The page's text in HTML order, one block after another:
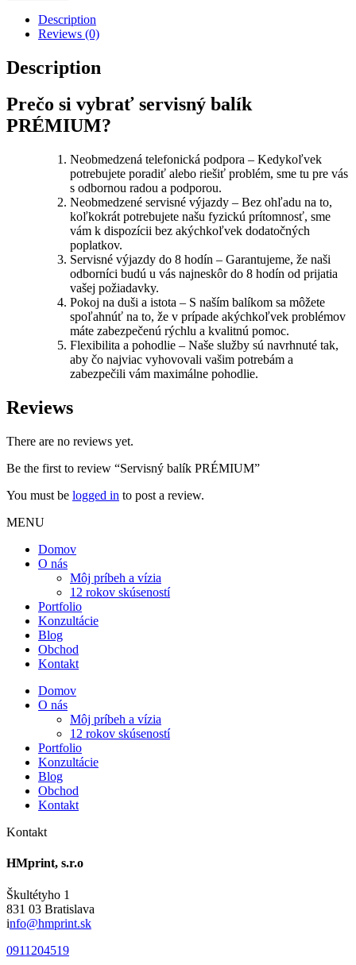
Description
Reviews (0)
Description
Prečo si vybrať servisný balík
PRÉMIUM?
Neobmedzená telefonická podpora – Kedykoľvek
potrebujete poradiť alebo riešiť problém, sme tu pre vás
s odbornou radou a podporou.
Neobmedzené servisné výjazdy – Bez ohľadu na to,
koľkokrát potrebujete našu fyzickú prítomnosť, sme
vám k dispozícii bez akýchkoľvek dodatočných
poplatkov.
Servisné výjazdy do 8 hodín – Garantujeme, že naši
odborníci budú u vás najneskôr do 8 hodín od prijatia
vašej požiadavky.
Pokoj na duši a istota – S naším balíkom sa môžete
spoľahnúť na to, že v prípade akýchkoľvek problémov
máte zabezpečenú rýchlu a kvalitnú pomoc.
Flexibilita a pohodlie – Naše služby sú navrhnuté tak,
aby čo najviac vyhovovali vašim potrebám a
zabezpečili vám maximálne pohodlie.
Reviews
There are no reviews yet.
Be the first to review “Servisný balík PRÉMIUM”
You must be logged in to post a review.
MENU
Domov
O nás
Môj príbeh a vízia
12 rokov skúseností
Portfolio
Konzultácie
Blog
Obchod
Kontakt
Domov
O nás
Môj príbeh a vízia
12 rokov skúseností
Portfolio
Konzultácie
Blog
Obchod
Kontakt
Kontakt
HMprint, s.r.o
Škultétyho 1
831 03 Bratislava
info@hmprint.sk
0911204519